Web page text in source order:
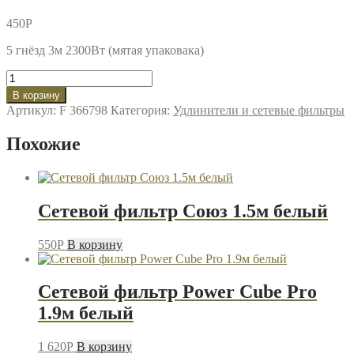
450P
5 гнёзд 3м 2300Вт (мятая упаковака)
Количество
товара
Сетевой
фильтр
Power+
чёрный
В корзину
Артикул: F 366798 Категория: Удлинители и сетевые фильтры
Похожие
Сетевой фильтр Союз 1.5м белый
550P В корзину
Сетевой фильтр Power Cube Pro
1.9м белый
1 620P В корзину